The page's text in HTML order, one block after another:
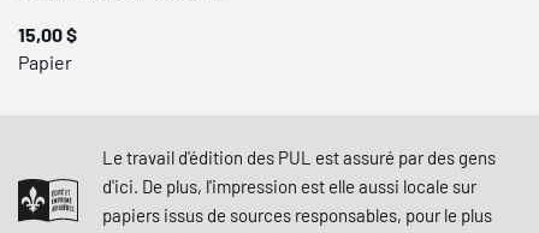
15,00 $
Papier
Le travail d'édition des PUL est assuré par des gens
d'ici. De plus, l'impression est elle aussi locale sur
papiers issus de sources responsables, pour le plus